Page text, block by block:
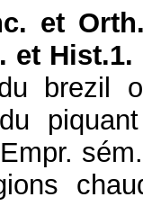
et
et Hist.1.
brezil